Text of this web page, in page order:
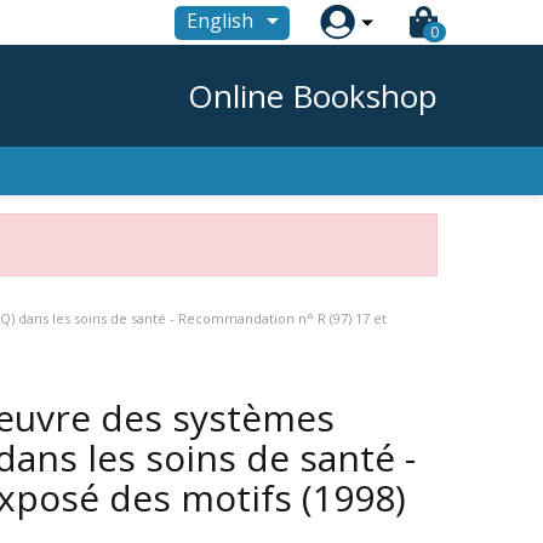
English  0
Online Bookshop
les soins de santé - Recommandation n° R (97) 17 et
des systèmes
les soins de santé -
des motifs (1998)